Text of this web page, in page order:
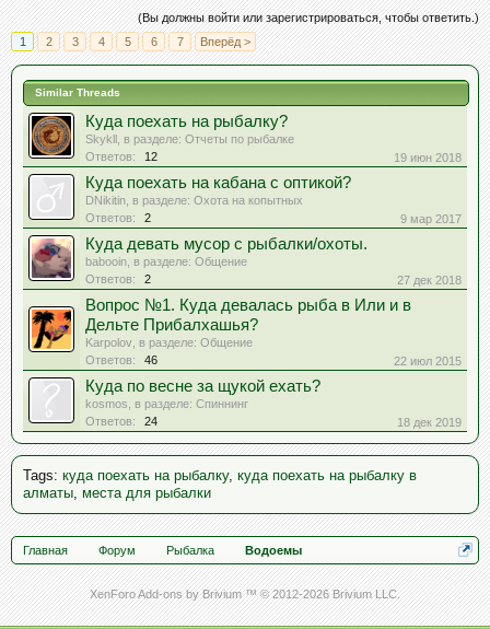
(Вы должны войти или зарегистрироваться, чтобы ответить.)
1
2 3 4 5 6 7 Вперёд >
Similar Threads
Куда поехать на рыбалку?
Skykll , в разделе: Отчеты по рыбалке
Ответов:
12 19 июн 2018
Куда поехать на кабана с оптикой?
DNikitin , в разделе: Охота на копытных
Ответов:
2 9 мар 2017
Куда девать мусор с рыбалки/охоты.
babooin , в разделе: Общение
Ответов:
2 27 дек 2018
Вопрос №1. Куда девалась рыба в Или и в
Дельте Прибалхашья?
Karpolov , в разделе: Общение
Ответов:
46 22 июл 2015
Куда по весне за щукой ехать?
kosmos , в разделе: Спиннинг
Ответов:
24 18 дек 2019
Tags: куда поехать на рыбалку, куда поехать на рыбалку в
алматы места для рыбалки
Главная Форум Рыбалка Водоемы
XenForo Add-ons by Brivium ™ © 2012-2026 Brivium LLC.